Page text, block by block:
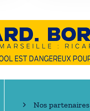
En savoir +
Nos partenaires